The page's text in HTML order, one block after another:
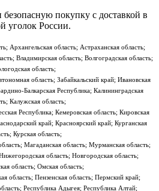
покупку с доставкой в
уголок России.
Архангельская область; Астраханская область;
Владимирская область; Волгоградская область;
область;
область; Забайкальский край; Ивановская
Балкарская Республика; Калининградская
Калужская область;
Республика; Кемеровская область; Кировская
край; Красноярский край; Курганская
Курская область;
Магаданская область; Мурманская область;
область; Новгородская область;
область; Омская область;
область; Пензенская область; Пермский край;
Республика Адыгея; Республика Алтай;